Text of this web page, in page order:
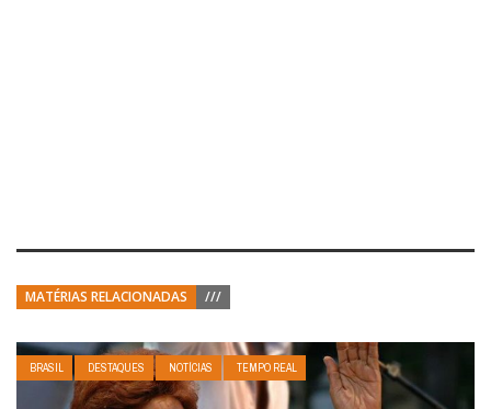
MATÉRIAS RELACIONADAS ///
BRASIL DESTAQUES NOTÍCIAS TEMPO REAL